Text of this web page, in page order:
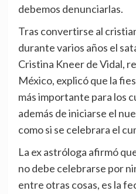
debemos denunciarlas.
Tras convertirse al
durante varios años el
Cristina Kneer de Vidal,
México, explicó que la
más importante para los
además de iniciarse el
como si se celebrara el
La ex astróloga afirmó
no debe celebrarse por
entre otras cosas, es la